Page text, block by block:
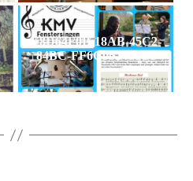
E8D64F0B-18AB-45C2-
84BC-FF6C062406C1